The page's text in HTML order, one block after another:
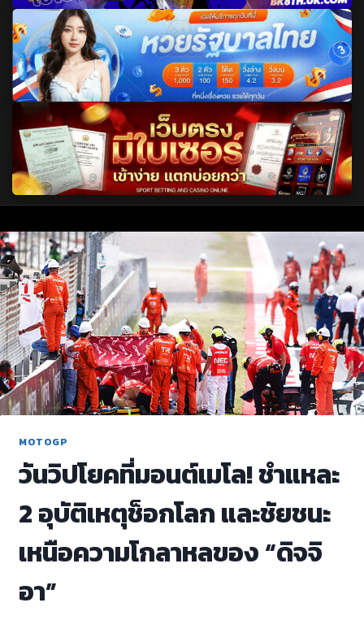
MOTOGP
วันวิปโยคที่มอนต์เมโล! ชำแหละ
2 อุบัติเหตุช็อกโลก และชัยชนะ
เหนือความโกลาหลของ “ดิจจิ
อา”